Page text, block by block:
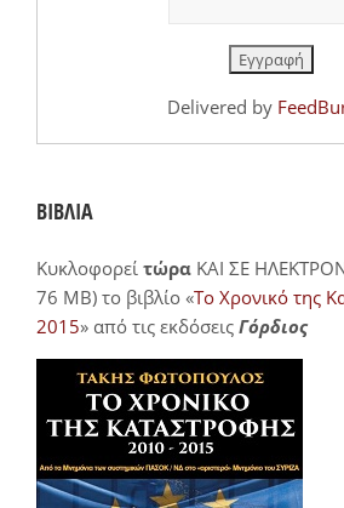
Delivered by
ΒΙΒΛΙΑ
Κυκλοφορεί τώρα ΚΑΙ ΣΕ
76 MB) το βιβλίο «Το Χρονικό της
2015» από τις εκδόσεις Γόρδιος